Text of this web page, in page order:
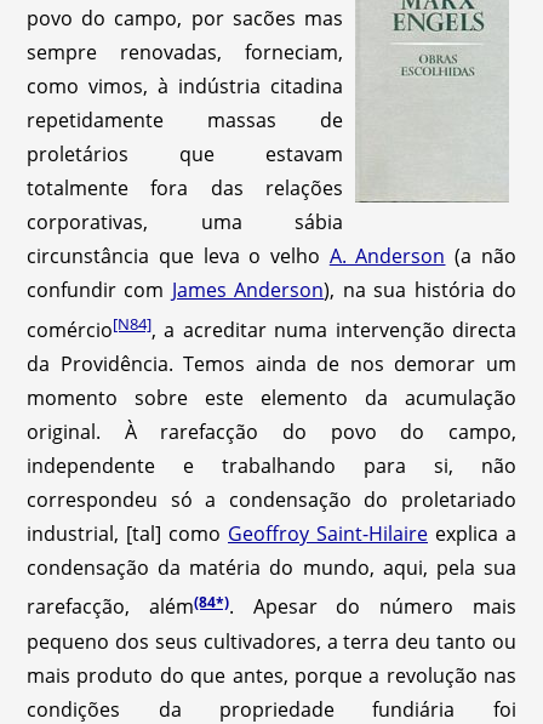
povo do campo, por sacões mas
sempre renovadas, forneciam,
como vimos, à indústria citadina
repetidamente massas de
proletários que estavam
totalmente fora das relações
corporativas, uma sábia
circunstância que leva o velho A. Anderson (a não
confundir com James Anderson), na sua história do
comércio[N84], a acreditar numa intervenção directa
da Providência. Temos ainda de nos demorar um
momento sobre este elemento da acumulação
original. À rarefacção do povo do campo,
independente e trabalhando para si, não
correspondeu só a condensação do proletariado
industrial, [tal] como Geoffroy Saint-Hilaire explica a
condensação da matéria do mundo, aqui, pela sua
rarefacção, além(84*). Apesar do número mais
pequeno dos seus cultivadores, a terra deu tanto ou
mais produto do que antes, porque a revolução nas
condições da propriedade fundiária foi